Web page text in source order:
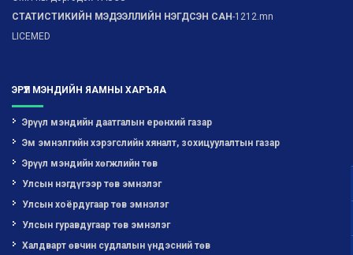
СТАТИСТИКИЙН МЭДЭЭЛЛИЙН НЭГДСЭН САН-1212.mn
LICEMED
ЭРҮҮЛ МЭНДИЙН ЯАМНЫ ХАРЪЯА
Эрүүл мэндийн даатгалын ерөнхий газар
Эм эмнэлгийн хэрэгслийн хяналт, зохицуулалтын газар
Эрүүл мэндийн хөгжлийн төв
Улсын нэгдүгээр төв эмнэлэг
Улсын хоёрдугаар төв эмнэлэг
Улсын гуравдугаар төв эмнэлэг
Халдварт өвчин судлалын үндэсний төв